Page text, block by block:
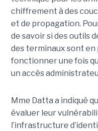
chiffrement à des
et de propagation.
de savoir si des outils
des terminaux sont en
fonctionner une fois
un accès
Mme Datta a indiqué
évaluer leur
l’infrastructure